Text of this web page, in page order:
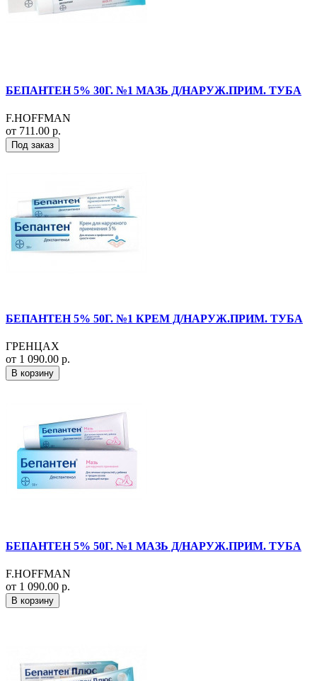
БЕПАНТЕН 5% 30Г. №1 МАЗЬ Д/НАРУЖ.ПРИМ. ТУБА
F.HOFFMAN
от 711.00 р.
Под заказ
БЕПАНТЕН 5% 50Г. №1 КРЕМ Д/НАРУЖ.ПРИМ. ТУБА
ГРЕНЦАХ
от 1 090.00 р.
В корзину
БЕПАНТЕН 5% 50Г. №1 МАЗЬ Д/НАРУЖ.ПРИМ. ТУБА
F.HOFFMAN
от 1 090.00 р.
В корзину